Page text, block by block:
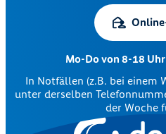
Mo-Do von 8-18
In Notfällen (z.B. bei einem
unter derselben
der Woche